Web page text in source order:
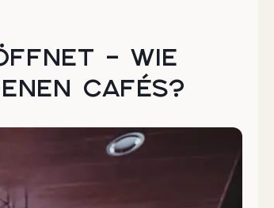
– WIE
CAFÉS?